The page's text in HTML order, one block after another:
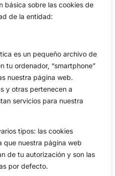
básica sobre las cookies de
de la entidad:
es un pequeño archivo de
tu ordenador, “smartphone”
nuestra página web.
y otras pertenecen a
servicios para nuestra
tipos: las cookies
que nuestra página web
de tu autorización y son las
por defecto.
Vídeos
De Interés